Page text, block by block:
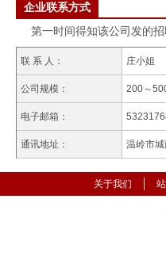
企业联系方式
第一时间得知该公司发的招
联 系 人： 庄小姐
公司规模： 200～
电子邮箱：
通讯地址： 温岭市
关于我们